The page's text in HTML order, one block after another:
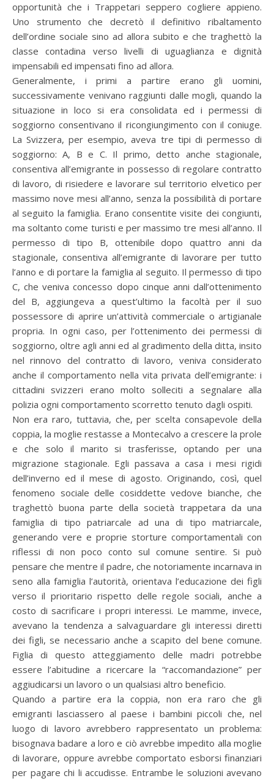
opportunità che i Trappetari seppero cogliere appieno.
Uno strumento che decretò il definitivo ribaltamento
dell’ordine sociale sino ad allora subito e che traghettò la
classe contadina verso livelli di uguaglianza e dignità
impensabili ed impensati fino ad allora.
Generalmente, i primi a partire erano gli uomini,
successivamente venivano raggiunti dalle mogli, quando la
situazione in loco si era consolidata ed i permessi di
soggiorno consentivano il ricongiungimento con il coniuge.
La Svizzera, per esempio, aveva tre tipi di permesso di
soggiorno: A, B e C. Il primo, detto anche stagionale,
consentiva all’emigrante in possesso di regolare contratto
di lavoro, di risiedere e lavorare sul territorio elvetico per
massimo nove mesi all’anno, senza la possibilità di portare
al seguito la famiglia. Erano consentite visite dei congiunti,
ma soltanto come turisti e per massimo tre mesi all’anno. Il
permesso di tipo B, ottenibile dopo quattro anni da
stagionale, consentiva all’emigrante di lavorare per tutto
l’anno e di portare la famiglia al seguito. Il permesso di tipo
C, che veniva concesso dopo cinque anni dall’ottenimento
del B, aggiungeva a quest’ultimo la facoltà per il suo
possessore di aprire un’attività commerciale o artigianale
propria. In ogni caso, per l’ottenimento dei permessi di
soggiorno, oltre agli anni ed al gradimento della ditta, insito
nel rinnovo del contratto di lavoro, veniva considerato
anche il comportamento nella vita privata dell’emigrante: i
cittadini svizzeri erano molto solleciti a segnalare alla
polizia ogni comportamento scorretto tenuto dagli ospiti.
Non era raro, tuttavia, che, per scelta consapevole della
coppia, la moglie restasse a Montecalvo a crescere la prole
e che solo il marito si trasferisse, optando per una
migrazione stagionale. Egli passava a casa i mesi rigidi
dell’inverno ed il mese di agosto. Originando, così, quel
fenomeno sociale delle cosiddette vedove bianche, che
traghettò buona parte della società trappetara da una
famiglia di tipo patriarcale ad una di tipo matriarcale,
generando vere e proprie storture comportamentali con
riflessi di non poco conto sul comune sentire. Si può
pensare che mentre il padre, che notoriamente incarnava in
seno alla famiglia l’autorità, orientava l’educazione dei figli
verso il prioritario rispetto delle regole sociali, anche a
costo di sacrificare i propri interessi. Le mamme, invece,
avevano la tendenza a salvaguardare gli interessi diretti
dei figli, se necessario anche a scapito del bene comune.
Figlia di questo atteggiamento delle madri potrebbe
essere l’abitudine a ricercare la “raccomandazione” per
aggiudicarsi un lavoro o un qualsiasi altro beneficio.
Quando a partire era la coppia, non era raro che gli
emigranti lasciassero al paese i bambini piccoli che, nel
luogo di lavoro avrebbero rappresentato un problema:
bisognava badare a loro e ciò avrebbe impedito alla moglie
di lavorare, oppure avrebbe comportato esborsi finanziari
per pagare chi li accudisse. Entrambe le soluzioni avevano